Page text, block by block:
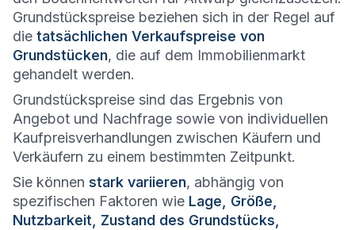
Grundstückspreise beziehen sich in der Regel auf
die tatsächlichen Verkaufspreise von
Grundstücken, die auf dem Immobilienmarkt
gehandelt werden.
Grundstückspreise sind das Ergebnis von
Angebot und Nachfrage sowie von individuellen
Kaufpreisverhandlungen zwischen Käufern und
Verkäufern zu einem bestimmten Zeitpunkt.
Sie können stark variieren, abhängig von
spezifischen Faktoren wie Lage, Größe,
Nutzbarkeit, Zustand des Grundstücks,